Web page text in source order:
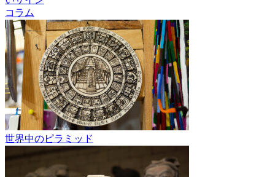
コラム
世界中のピラミッド